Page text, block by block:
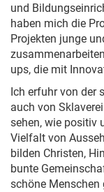
und
haben mich die
Projekten junge
ups, die mit
Ich erfuhr von der
auch von
sehen, wie positiv
Vielfalt von
bilden Christen,
bunte
schöne Menschen